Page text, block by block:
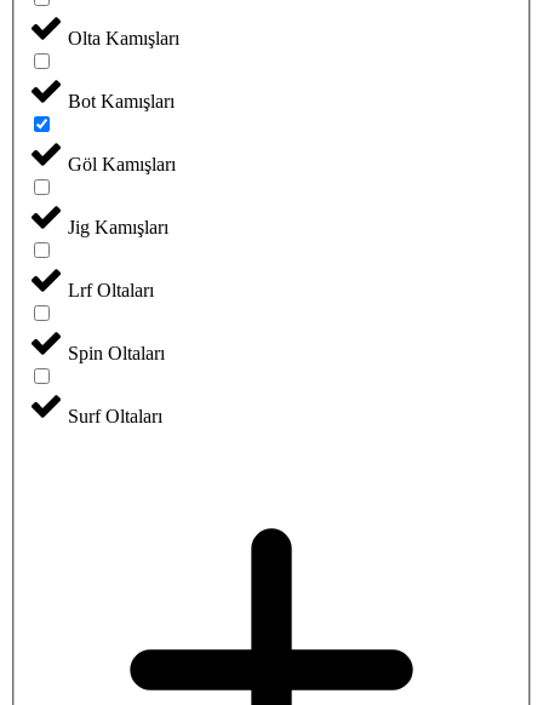
Olta Kamışları
Bot Kamışları
Göl Kamışları
Jig Kamışları
Lrf Oltaları
Spin Oltaları
Surf Oltaları